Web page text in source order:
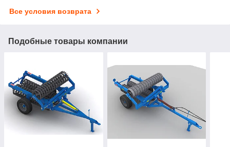
Все условия возврата
Подобные товары компании